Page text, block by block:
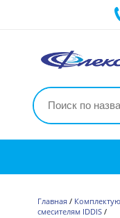
Главная/
смесителям IDDIS/